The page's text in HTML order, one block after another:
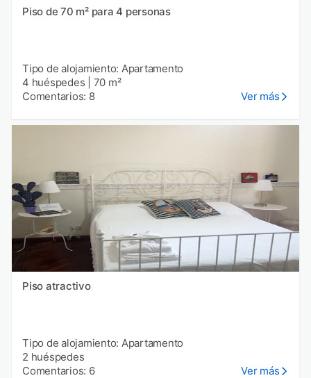
Piso de 70 m² para 4 personas
Tipo de alojamiento: Apartamento
4 huéspedes
70 m²
Comentarios: 8
Ver más
Piso atractivo
Tipo de alojamiento: Apartamento
2 huéspedes
Comentarios: 6
Ver más